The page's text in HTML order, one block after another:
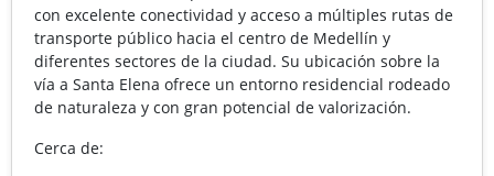
con excelente conectividad y acceso a múltiples rutas de
transporte público hacia el centro de Medellín y
diferentes sectores de la ciudad. Su ubicación sobre la
vía a Santa Elena ofrece un entorno residencial rodeado
de naturaleza y con gran potencial de valorización.
Cerca de: